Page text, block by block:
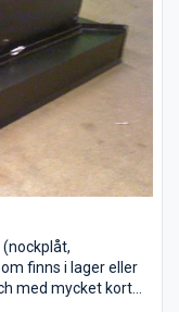
finns i lager eller
med mycket kort